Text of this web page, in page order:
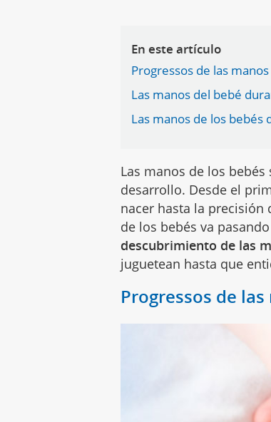
En este artículo
Progressos de las
Las manos del bebé
Las manos de los bebés
Las manos de los
desarrollo. Desde el
nacer hasta la precisión
de los bebés va
descubrimiento de las
juguetean hasta que
Progressos de